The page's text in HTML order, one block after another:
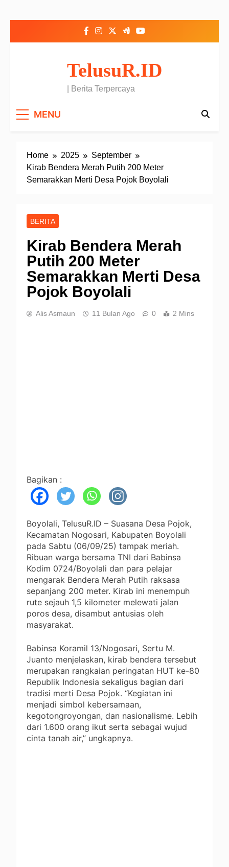
TelusuR.ID
| Berita Terpercaya
MENU
Home 2025
September
Kirab Bendera Merah Putih 200 Meter
Semarakkan Merti Desa Pojok Boyolali
BERITA
Kirab Bendera Merah
Putih 200 Meter
Semarakkan Merti Desa
Pojok Boyolali
Alis Asmaun 11 Bulan Ago 0 2 Mins
Bagikan :
Boyolali, TelusuR.ID – Suasana Desa Pojok,
Kecamatan Nogosari, Kabupaten Boyolali
pada Sabtu (06/09/25) tampak meriah.
Ribuan warga bersama TNI dari Babinsa
Kodim 0724/Boyolali dan para pelajar
mengarak Bendera Merah Putih raksasa
sepanjang 200 meter. Kirab ini menempuh
rute sejauh 1,5 kilometer melewati jalan
poros desa, disambut antusias oleh
masyarakat.
Babinsa Koramil 13/Nogosari, Sertu M.
Juanto menjelaskan, kirab bendera tersebut
merupakan rangkaian peringatan HUT ke-80
Republik Indonesia sekaligus bagian dari
tradisi merti Desa Pojok. “Kegiatan ini
menjadi simbol kebersamaan,
kegotongroyongan, dan nasionalisme. Lebih
dari 1.600 orang ikut serta sebagai wujud
cinta tanah air,” ungkapnya.